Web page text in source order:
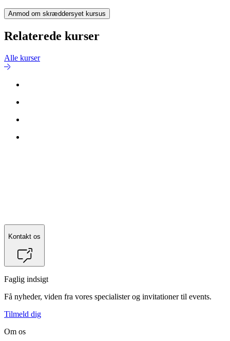
Anmod om skræddersyet kursus
Relaterede kurser
Alle kurser
Kontakt os
Faglig indsigt
Få nyheder, viden fra vores specialister og invitationer til events.
Tilmeld dig
Om os